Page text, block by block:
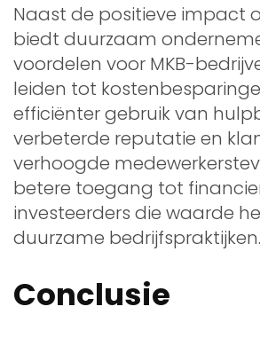
Naast de positieve impact
biedt duurzaam
voordelen voor MKB-
leiden tot
efficiënter gebruik van
verbeterde reputatie en
verhoogde
betere toegang tot
investeerders die waarde
duurzame bedrijfspraktijken.
Conclusie